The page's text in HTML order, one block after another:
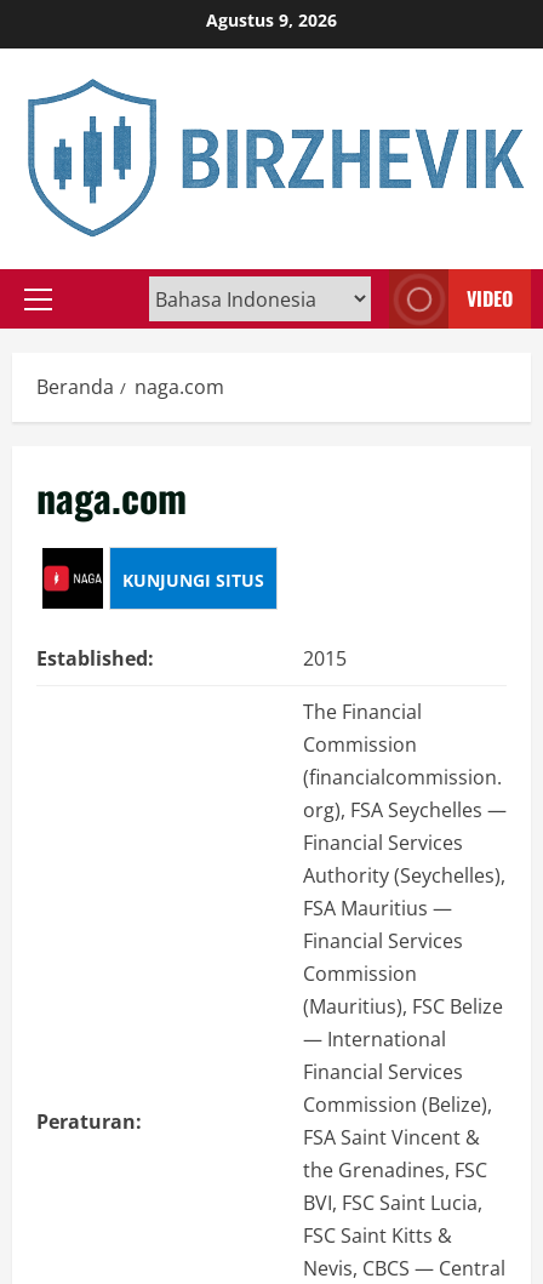
to
Agustus 9, 2026
Primary
VIDEO
Beranda naga.com
naga.com
KUNJUNGI SITUS
Established: 2015
Peraturan:
The Financial
Commission
(financialcommission.
org), FSA Seychelles —
Financial Services
Authority (Seychelles),
FSA Mauritius —
Financial Services
Commission
(Mauritius), FSC Belize
— International
Financial Services
Commission (Belize),
FSA Saint Vincent &
the Grenadines, FSC
BVI, FSC Saint Lucia,
FSC Saint Kitts &
Nevis, CBCS — Central